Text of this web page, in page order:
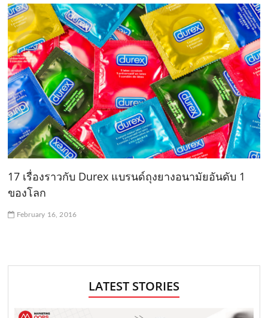
17 เรื่องราวกับ Durex แบรนด์ถุงยางอนามัยอันดับ 1
ของโลก
February 16, 2016
LATEST STORIES